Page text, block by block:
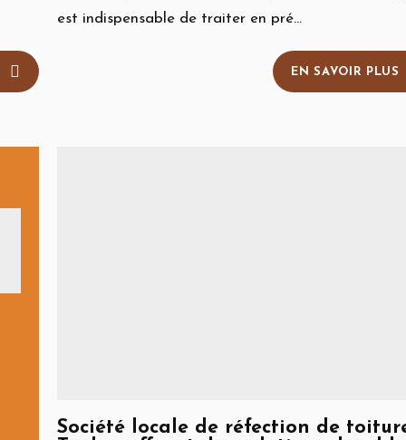
est indispensable de traiter en pré...
EN SAVOIR PLUS
Société locale de réfection de